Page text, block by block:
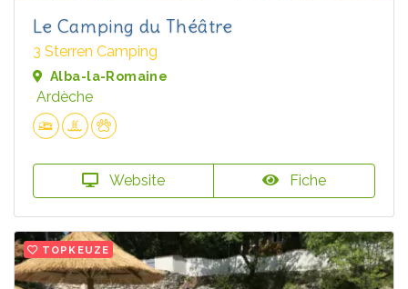
Le Camping du Théâtre
3 Sterren Camping
Alba-la-Romaine
Ardèche
Website Fiche
TOPKEUZE